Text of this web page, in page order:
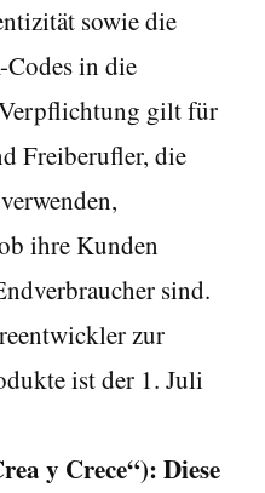
sowie die
Codes in die
gilt für
Freiberufler, die
ihre Kunden
sind.
zur
ist der 1. Juli
y Crece“):Diese